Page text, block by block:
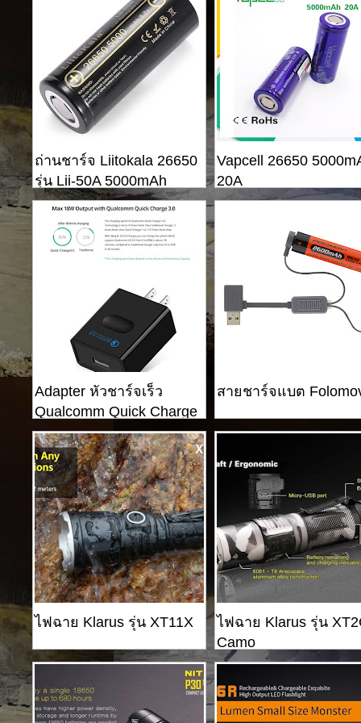
ถ่านชาร์จ Liitokala 26650
รุ่น Lii-50A 5000mAh
26650
Vapcell 26650
20A
Adapter หัวชาร์จเร็ว
Qualcomm Quick Charge
3.0
สายชาร์จแบต
ไฟฉาย Klarus รุ่น XT11X
ไฟฉาย Klarus รุ่น
Camo